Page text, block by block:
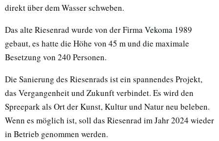
direkt über dem Wasser schweben.
Das alte Riesenrad wurde von der FirmaVekoma 1989
gebaut, es hatte die Höhe von 45 m und die maximale
Besetzung von 240 Personen.
Die Sanierung des Riesenrads ist ein spannendes Projekt,
das Vergangenheit und Zukunft verbindet. Es wird den
Spreepark als Ort der Kunst, Kultur und Natur neu beleben.
Wenn es möglich ist, soll das Riesenrad im Jahr 2024 wieder
in Betrieb genommen werden.